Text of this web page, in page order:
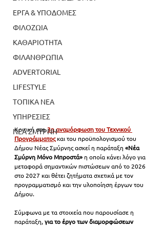
ΕΡΓΑ & ΥΠΟΔΟΜΕΣ
ΦΙΛΟΖΩΙΑ
ΚΑΘΑΡΙΟΤΗΤΑ
ΦΙΛΑΝΘΡΩΠΙΑ
ADVERTORIAL
LIFESTYLE
ΤΟΠΙΚΑ ΝΕΑ
ΥΠΗΡΕΣΙΕΣ
ΝΕΑ ΣΜΥΡΝΗ
Κριτική στη 3η αναμόρφωση του Τεχνικού
Προγράμματος και του προϋπολογισμού του
Δήμου Νέας Σμύρνης ασκεί η παράταξη «Νέα
Σμύρνη Μόνο Μπροστά» η οποία κάνει λόγο για
μεταφορά σημαντικών πιστώσεων από το 2026
στο 2027 και θέτει ζητήματα σχετικά με τον
προγραμματισμό και την υλοποίηση έργων του
Δήμου.
Σύμφωνα με τα στοιχεία που παρουσίασε η
παράταξη, για το έργο των διαμορφώσεων